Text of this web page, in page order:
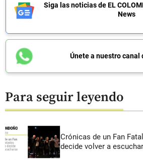
Siga las noticias de EL
News
Únete a nuestro canal
Para seguir leyendo
Crónicas de un Fan
decide volver a